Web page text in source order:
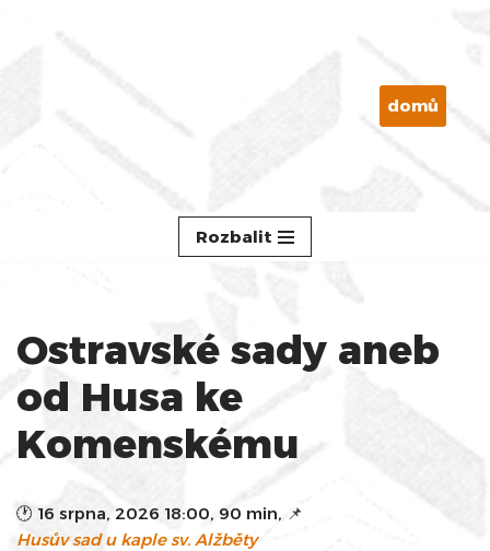
domů
Rozbalit
Ostravské sady aneb
od Husa ke
Komenskému
🕐 16 srpna, 2026 18:00, 90 min, 📌
Husův sad u kaple sv. Alžběty